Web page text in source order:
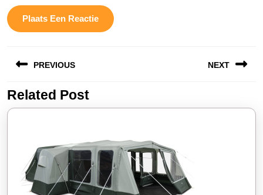
PREVIOUS
Vorige
bericht:
NEXT
bericht:
Related Post